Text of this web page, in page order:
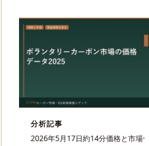
分析記事
2026年5月17日約14分価格と市場·